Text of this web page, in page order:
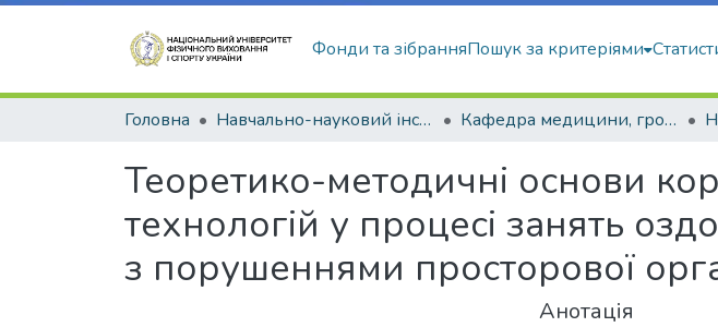
Фонди та зібранняПошук за критеріями
Головна Навчально-науковий інститут здоров'я, реабілітації та фізичного виховання Кафедра медицини, громадського здоров'я та екології спорту
Теоретико-методичні основи
технологій у процесі занять
з порушеннями просторової
Анотація